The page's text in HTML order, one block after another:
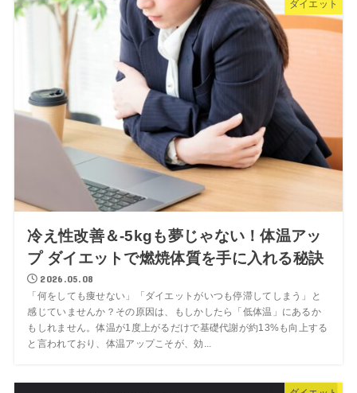
ダイエット
冷え性改善＆-5kgも夢じゃない！体温アッ
プ ダイエットで燃焼体質を手に入れる秘訣
2026.05.08
「何をしても痩せない」「ダイエットがいつも停滞してしまう」と
感じていませんか？その原因は、もしかしたら「低体温」にあるか
もしれません。体温が1度上がるだけで基礎代謝が約13%も向上する
と言われており、体温アップこそが、効...